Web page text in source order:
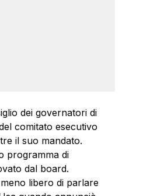
dei governatori di
comitato esecutivo
il suo mandato.
programma di
dal board.
libero di parlare